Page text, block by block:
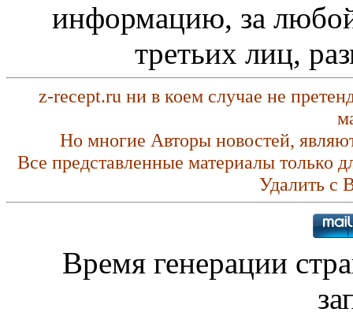
информацию, за любой
третьих лиц,
z-recept.ru ни в коем случае не
Но многие Авторы новостей,
Все представленные материалы только
Удалить с
Время генерации